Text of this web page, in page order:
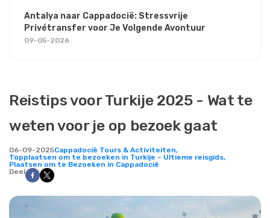
Reistips voor Turkije 2025 - Wat te
weten voor je op bezoek gaat
06-09-2025Cappadocië Tours & Activiteiten,
Topplaatsen om te bezoeken in Turkije – Ultieme reisgids,
Plaatsen om te Bezoeken in Cappadocië
Deel
Antalya naar Cappadocië: Stressvrije
Privétransfer voor Je Volgende Avontuur
09-05-2026